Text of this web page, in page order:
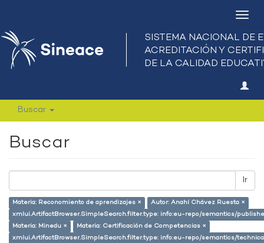
Buscar
Buscar
Ir
Materia: Reconomiento de aprendizajes ×
Autor: Anahí Chávez Ruesta ×
xmlui.ArtifactBrowser.SimpleSearch.filter.type: info:eu-repo/semantics/
Materia: Minedu ×
Materia: Certificación de Competencias ×
xmlui.ArtifactBrowser.SimpleSearch.filter.type: info:eu-repo/semantics/